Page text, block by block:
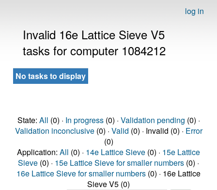
log in
Invalid 16e Lattice Sieve V5
tasks for computer 1084212
No tasks to display
State: All (0) · In progress(0) · Validation pending (0) ·
Validation inconclusive(0) · Valid (0) · Invalid (0) · Error
(0)
Application: All (0) · 14e Lattice Sieve (0) · 15e Lattice
Sieve (0) · 15e Lattice Sieve for smaller numbers (0) ·
16e Lattice Sieve for smaller numbers (0) · 16e Lattice
Sieve V5 (0)